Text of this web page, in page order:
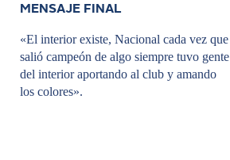
MENSAJE FINAL
«El interior existe, Nacional cada vez que
salió campeón de algo siempre tuvo gente
del interior aportando al club y amando
los colores».